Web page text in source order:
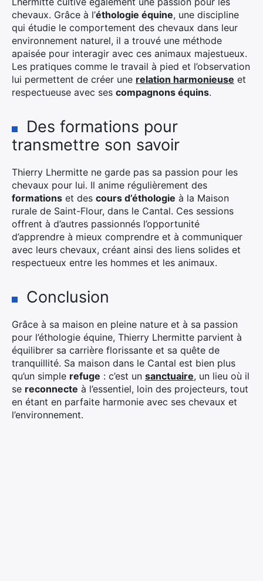
chevaux. Grâce à l’éthologie équine, une discipline
qui étudie le comportement des chevaux dans leur
environnement naturel, il a trouvé une méthode
apaisée pour interagir avec ces animaux majestueux.
Les pratiques comme le travail à pied et l’observation
lui permettent de créer une relation harmonieuse et
respectueuse avec ses compagnons équins.
Des formations pour
transmettre son savoir
Thierry Lhermitte ne garde pas sa passion pour les
chevaux pour lui. Il anime régulièrement des
formations et des cours d’éthologie à la Maison
rurale de Saint-Flour, dans le Cantal. Ces sessions
offrent à d’autres passionnés l’opportunité
d’apprendre à mieux comprendre et à communiquer
avec leurs chevaux, créant ainsi des liens solides et
respectueux entre les hommes et les animaux.
Conclusion
Grâce à sa maison en pleine nature et à sa passion
pour l’éthologie équine, Thierry Lhermitte parvient à
équilibrer sa carrière florissante et sa quête de
tranquillité. Sa maison dans le Cantal est bien plus
qu’un simple refuge : c’est un sanctuaire, un lieu où il
se reconnecte à l’essentiel, loin des projecteurs, tout
en étant en parfaite harmonie avec ses chevaux et
l’environnement.